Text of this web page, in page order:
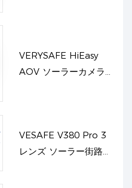
VERYSAFE HiEasy
AOV ソーラーカメラ
VESAFE V380 Pro 3
レンズ ソーラー街路